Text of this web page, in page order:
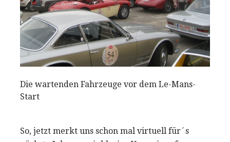
Die wartenden Fahrzeuge vor dem Le-Mans-
Start
So, jetzt merkt uns schon mal virtuell für´s